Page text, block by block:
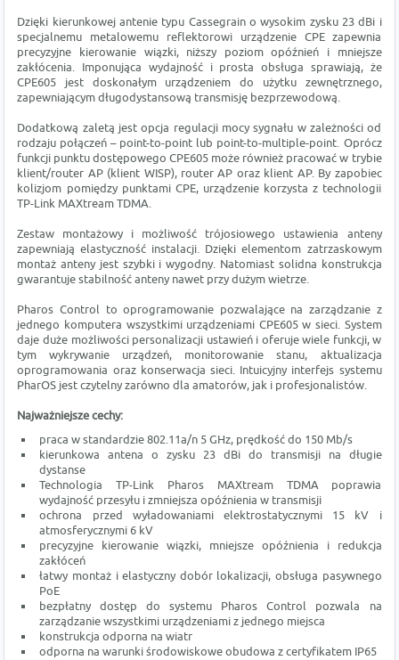
Dzięki kierunkowej antenie typu Cassegrain o wysokim zysku 23 dBi i
specjalnemu metalowemu reflektorowi urządzenie CPE zapewnia
precyzyjne kierowanie wiązki, niższy poziom opóźnień i mniejsze
zakłócenia. Imponująca wydajność i prosta obsługa sprawiają, że
CPE605 jest doskonałym urządzeniem do użytku zewnętrznego,
zapewniającym długodystansową transmisję bezprzewodową.
Dodatkową zaletą jest opcja regulacji mocy sygnału w zależności od
rodzaju połączeń – point-to-point lub point-to-multiple-point. Oprócz
funkcji punktu dostępowego CPE605 może również pracować w trybie
klient/router AP (klient WISP), router AP oraz klient AP. By zapobiec
kolizjom pomiędzy punktami CPE, urządzenie korzysta z technologii
TP-Link MAXtream TDMA.
Zestaw montażowy i możliwość trójosiowego ustawienia anteny
zapewniają elastyczność instalacji. Dzięki elementom zatrzaskowym
montaż anteny jest szybki i wygodny. Natomiast solidna konstrukcja
gwarantuje stabilność anteny nawet przy dużym wietrze.
Pharos Control to oprogramowanie pozwalające na zarządzanie z
jednego komputera wszystkimi urządzeniami CPE605 w sieci. System
daje duże możliwości personalizacji ustawień i oferuje wiele funkcji, w
tym wykrywanie urządzeń, monitorowanie stanu, aktualizacja
oprogramowania oraz konserwacja sieci. Intuicyjny interfejs systemu
PharOS jest czytelny zarówno dla amatorów, jak i profesjonalistów.
Najważniejsze cechy:
praca w standardzie 802.11a/n 5 GHz, prędkość do 150 Mb/s
kierunkowa antena o zysku 23 dBi do transmisji na długie
dystanse
Technologia TP-Link Pharos MAXtream TDMA poprawia
wydajność przesyłu i zmniejsza opóźnienia w transmisji
ochrona przed wyładowaniami elektrostatycznymi 15 kV i
atmosferycznymi 6 kV
precyzyjne kierowanie wiązki, mniejsze opóźnienia i redukcja
zakłóceń
łatwy montaż i elastyczny dobór lokalizacji, obsługa pasywnego
PoE
bezpłatny dostęp do systemu Pharos Control pozwala na
zarządzanie wszystkimi urządzeniami z jednego miejsca
konstrukcja odporna na wiatr
odporna na warunki środowiskowe obudowa z certyfikatem IP65